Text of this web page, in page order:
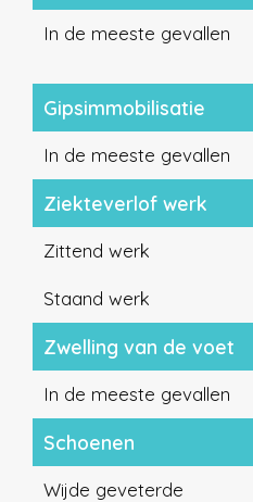
In de meeste gevallen
Gipsimmobilisatie
In de meeste gevallen
Ziekteverlof werk
Zittend werk
Staand werk
Zwelling van de voet
In de meeste gevallen
Schoenen
Wijde geveterde